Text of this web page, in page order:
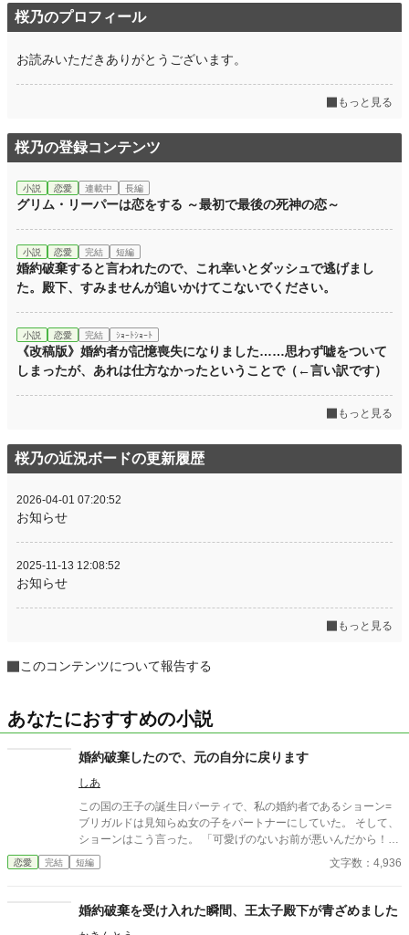
桜乃のプロフィール
お読みいただきありがとうございます。
もっと見る
桜乃の登録コンテンツ
小説 恋愛 連載中 長編
グリム・リーパーは恋をする ～最初で最後の死神の恋～
小説 恋愛 完結 短編
婚約破棄すると言われたので、これ幸いとダッシュで逃げまし
た。殿下、すみませんが追いかけてこないでください。
小説 恋愛 完結 ｼｮｰﾄｼｮｰﾄ
《改稿版》婚約者が記憶喪失になりました……思わず嘘をついて
しまったが、あれは仕方なかったということで（←言い訳です）
もっと見る
桜乃の近況ボードの更新履歴
2026-04-01 07:20:52
お知らせ
2025-11-13 12:08:52
お知らせ
もっと見る
このコンテンツについて報告する
あなたにおすすめの小説
婚約破棄したので、元の自分に戻ります
しあ
この国の王子の誕生日パーティで、私の婚約者であるショーン=
ブリガルドは見知らぬ女の子をパートナーにしていた。 そして、
ショーンはこう言った。 「可愛げのないお前が悪いんだから！お
前みたいな地味で不細工なやつと結婚なんて悪夢だ！今すぐ婚約
を破棄してくれ！」 王子の誕生日パーティで何してるんだ…。と
とうございます。 今すぐ婚約破棄して本来の自分の姿に戻りま
恋愛 完結 短編 文字数：4,936
婚約破棄を受け入れた瞬間、王太子殿下が青ざめました